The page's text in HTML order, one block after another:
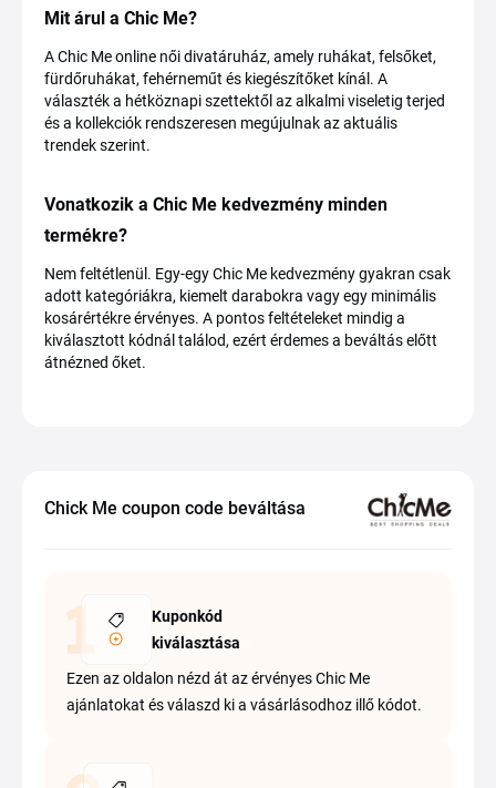
Mit árul a Chic Me?
A Chic Me online női divatáruház, amely ruhákat, felsőket,
fürdőruhákat, fehérneműt és kiegészítőket kínál. A
választék a hétköznapi szettektől az alkalmi viseletig terjed
és a kollekciók rendszeresen megújulnak az aktuális
trendek szerint.
Vonatkozik a Chic Me kedvezmény minden
termékre?
Nem feltétlenül. Egy-egy Chic Me kedvezmény gyakran csak
adott kategóriákra, kiemelt darabokra vagy egy minimális
kosárértékre érvényes. A pontos feltételeket mindig a
kiválasztott kódnál találod, ezért érdemes a beváltás előtt
átnézned őket.
Chick Me coupon code beváltása
Kuponkód
kiválasztása
Ezen az oldalon nézd át az érvényes Chic Me
ajánlatokat és válaszd ki a vásárlásodhoz illő kódot.